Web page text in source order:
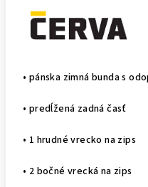
• pánska zimná bunda s
• predĺžená zadná časť
• 1 hrudné vrecko na zips
• 2 bočné vrecká na zips